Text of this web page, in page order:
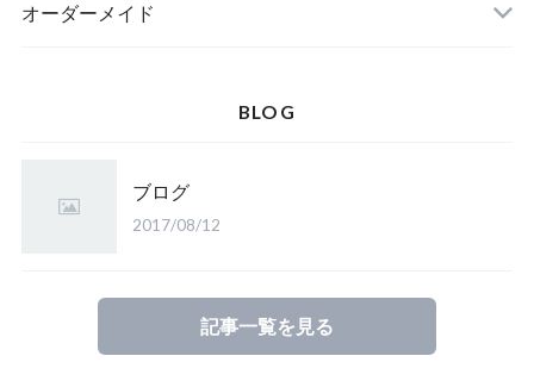
オーダーメイド
BLOG
ブログ
2017/08/12
記事一覧を見る